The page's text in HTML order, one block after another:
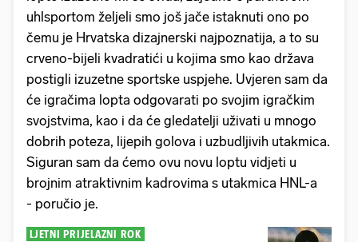
uhlsportom željeli smo još jače istaknuti ono po
čemu je Hrvatska dizajnerski najpoznatija, a to su
crveno-bijeli kvadratići u kojima smo kao država
postigli izuzetne sportske uspjehe. Uvjeren sam da
će igračima lopta odgovarati po svojim igračkim
svojstvima, kao i da će gledatelji uživati u mnogo
dobrih poteza, lijepih golova i uzbudljivih utakmica.
Siguran sam da ćemo ovu novu loptu vidjeti u
brojnim atraktivnim kadrovima s utakmica HNL-a
- poručio je.
LJETNI PRIJELAZNI ROK